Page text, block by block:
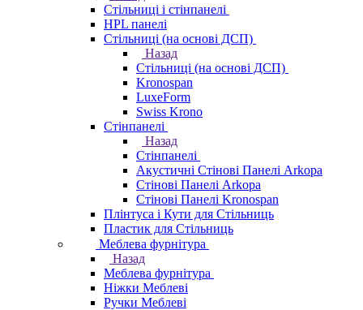
Стільниці і стінпанелі
HPL панелі
Стільниці (на основі ДСП)
Назад
Стільниці (на основі ДСП)
Kronospan
LuxeForm
Swiss Krono
Стінпанелі
Назад
Стінпанелі
Акустичні Стінові Панелі Аrkopa
Стінові Панелі Arkopa
Стінові Панелі Kronospan
Плінтуса і Кути для Стільниць
Пластик для Стільниць
Меблева фурнітура
Назад
Меблева фурнітура
Ніжки Меблеві
Ручки Меблеві